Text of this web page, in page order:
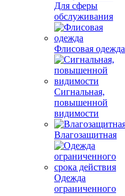
Для сферы
обслуживания
Флисовая одежда
Сигнальная,
повышенной
видимости
Влагозащитная
Одежда
ограниченного